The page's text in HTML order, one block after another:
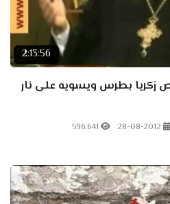
2:13:56
زكريا بطرس ويسويه على نار
28-08-2012
596.641